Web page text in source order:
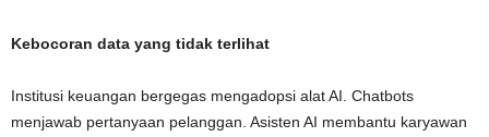
Kebocoran data yang tidak terlihat
Institusi keuangan bergegas mengadopsi alat AI. Chatbots
menjawab pertanyaan pelanggan. Asisten AI membantu karyawan